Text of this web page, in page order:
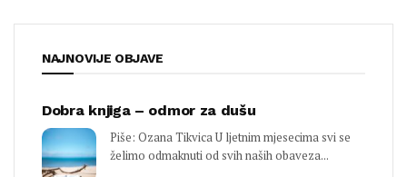
NAJNOVIJE OBJAVE
Dobra knjiga – odmor za dušu
Piše: Ozana Tikvica U ljetnim mjesecima svi se
želimo odmaknuti od svih naših obaveza...